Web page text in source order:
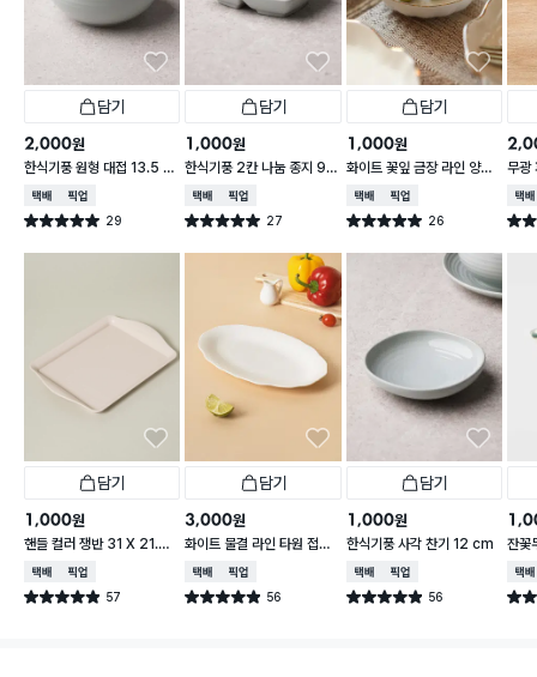
담기
2,000원
한식기풍 원형 대접 13.5 c
m
택배배송매장픽업
별점 5.0점 29
건 작성
담기
1,000원
한식기풍 2칸 나눔 종지 9 c
m
택배배송매장픽업
별점 5.0점 27
건 작성
담기
1,000원
화이트 꽃잎 금장 라인 양각
종지 10 cm
택배배송매장픽업
별점 5.0점 26
건 작성
무광
접
택배
별점
담기
1,000원
핸들 컬러 쟁반 31 X 21.5
cm
택배배송매장픽업
별점 4.9점 57
건 작성
담기
3,000원
화이트 물결 라인 타원 접시
25.5 cm
택배배송매장픽업
별점 4.9점 56
건 작성
담기
1,000원
한식기풍 사각 찬기 12 cm
택배배송매장픽업
별점 4.9점 56
건 작성
잔꽃
우
택배
별점